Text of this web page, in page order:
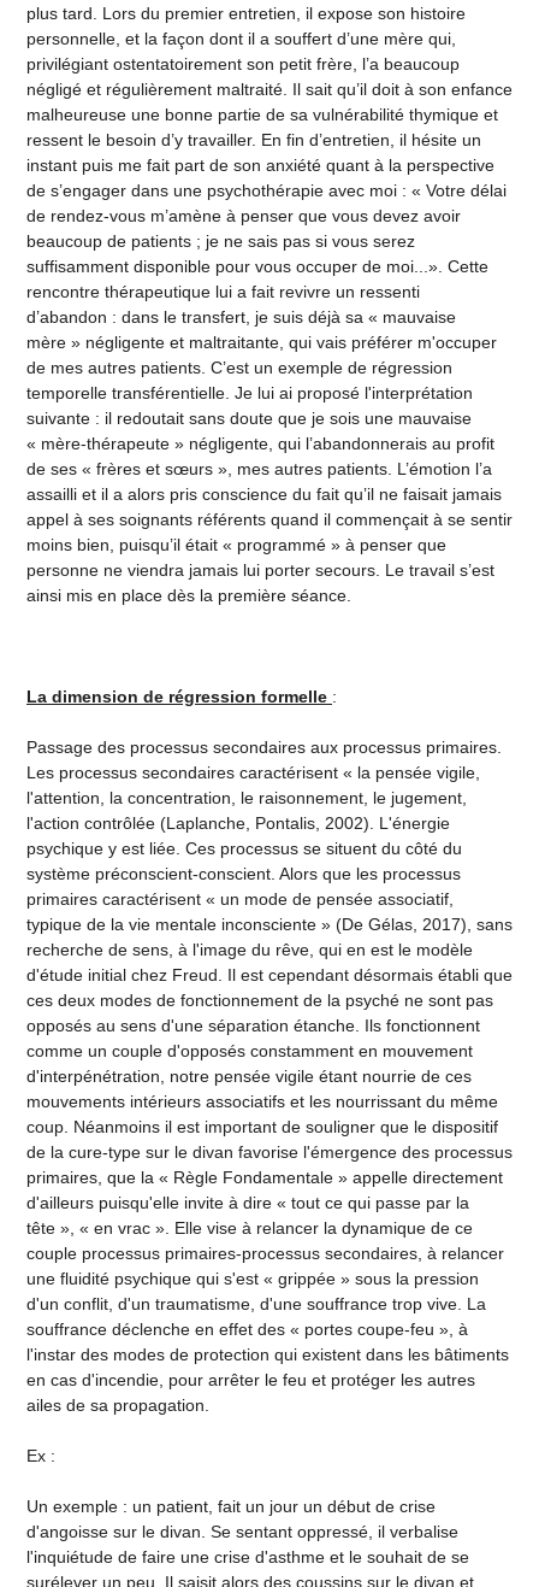
plus tard. Lors du premier entretien, il expose son histoire
personnelle, et la façon dont il a souffert d’une mère qui,
privilégiant ostentatoirement son petit frère, l’a beaucoup
négligé et régulièrement maltraité. Il sait qu’il doit à son enfance
malheureuse une bonne partie de sa vulnérabilité thymique et
ressent le besoin d’y travailler. En fin d’entretien, il hésite un
instant puis me fait part de son anxiété quant à la perspective
de s’engager dans une psychothérapie avec moi : « Votre délai
de rendez-vous m’amène à penser que vous devez avoir
beaucoup de patients ; je ne sais pas si vous serez
suffisamment disponible pour vous occuper de moi...». Cette
rencontre thérapeutique lui a fait revivre un ressenti
d’abandon : dans le transfert, je suis déjà sa « mauvaise
mère » négligente et maltraitante, qui vais préférer m'occuper
de mes autres patients. C’est un exemple de régression
temporelle transférentielle. Je lui ai proposé l'interprétation
suivante : il redoutait sans doute que je sois une mauvaise
« mère-thérapeute » négligente, qui l’abandonnerais au profit
de ses « frères et sœurs », mes autres patients. L’émotion l’a
assailli et il a alors pris conscience du fait qu’il ne faisait jamais
appel à ses soignants référents quand il commençait à se sentir
moins bien, puisqu’il était « programmé » à penser que
personne ne viendra jamais lui porter secours. Le travail s’est
ainsi mis en place dès la première séance.
La dimension de régression formelle :
Passage des processus secondaires aux processus primaires.
Les processus secondaires caractérisent « la pensée vigile,
l'attention, la concentration, le raisonnement, le jugement,
l'action contrôlée (Laplanche, Pontalis, 2002). L'énergie
psychique y est liée. Ces processus se situent du côté du
système préconscient-conscient. Alors que les processus
primaires caractérisent « un mode de pensée associatif,
typique de la vie mentale inconsciente » (De Gélas, 2017), sans
recherche de sens, à l'image du rêve, qui en est le modèle
d'étude initial chez Freud. Il est cependant désormais établi que
ces deux modes de fonctionnement de la psyché ne sont pas
opposés au sens d'une séparation étanche. Ils fonctionnent
comme un couple d'opposés constamment en mouvement
d'interpénétration, notre pensée vigile étant nourrie de ces
mouvements intérieurs associatifs et les nourrissant du même
coup. Néanmoins il est important de souligner que le dispositif
de la cure-type sur le divan favorise l'émergence des processus
primaires, que la « Règle Fondamentale » appelle directement
d'ailleurs puisqu'elle invite à dire « tout ce qui passe par la
tête », « en vrac ». Elle vise à relancer la dynamique de ce
couple processus primaires-processus secondaires, à relancer
une fluidité psychique qui s'est « grippée » sous la pression
d'un conflit, d'un traumatisme, d'une souffrance trop vive. La
souffrance déclenche en effet des « portes coupe-feu », à
l'instar des modes de protection qui existent dans les bâtiments
en cas d'incendie, pour arrêter le feu et protéger les autres
ailes de sa propagation.
Ex :
Un exemple : un patient, fait un jour un début de crise
d'angoisse sur le divan. Se sentant oppressé, il verbalise
l'inquiétude de faire une crise d'asthme et le souhait de se
surélever un peu. Il saisit alors des coussins sur le divan et